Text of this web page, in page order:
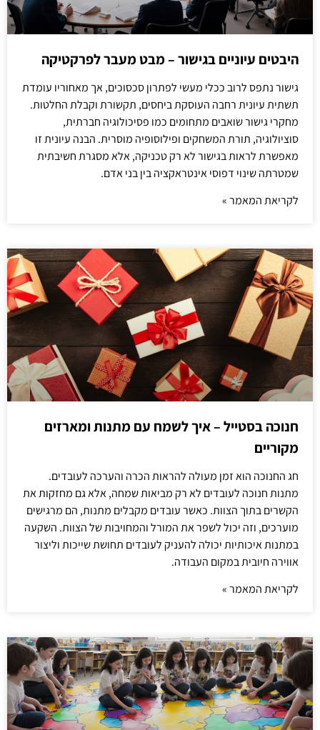
היבטים עיוניים בגישור – מבט מעבר לפרקטיקה
גישור נתפס לרוב ככלי מעשי לפתרון סכסוכים, אך מאחוריו עומדת
תשתית עיונית רחבה העוסקת ביחסים, תקשורת וקבלת החלטות.
מחקרי גישור שואבים מתחומים כמו פסיכולוגיה חברתית,
סוציולוגיה, תורת המשחקים ופילוסופיה מוסרית. הבנה עיונית זו
מאפשרת לראות בגישור לא רק טכניקה, אלא מסגרת חשיבתית
שמטרתה שינוי דפוסי אינטראקציה בין בני אדם.
לקריאת המאמר »
חנוכה בסטייל – איך לשמח עם מתנות ומארזים
מקוריים
חג החנוכה הוא זמן מעולה להראות הכרה והערכה לעובדים.
מתנות חנוכה לעובדים לא רק מביאות שמחה, אלא גם מחזקות את
הקשרים בתוך הצוות. כאשר עובדים מקבלים מתנות, הם מרגישים
מוערכים, וזה יכול לשפר את המורל והמחויבות של הצוות. השקעה
במתנות איכותיות יכולה להעניק לעובדים תחושת שייכות וליצור
אווירה חיובית במקום העבודה.
לקריאת המאמר »